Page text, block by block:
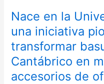
Nace en la
una iniciativa
transformar
Cantábrico en
accesorios de
marina
Cantábrico
en
mobiliario
y